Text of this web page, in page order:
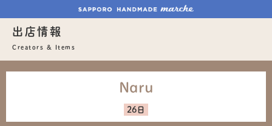
出店情報
Creators & Items
Naru